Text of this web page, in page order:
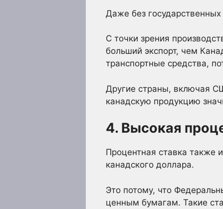
Даже без
С точки зрения
больший экспорт, чем
транспортные средства,
Другие страны, включая
канадскую продукцию
4. Высокая
Процентная ставка также
канадского доллара.
Это потому, что
ценным бумагам. Такие